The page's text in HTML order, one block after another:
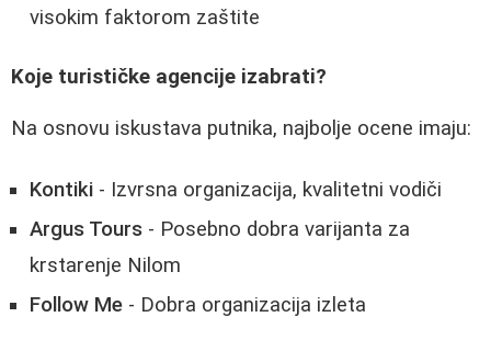
visokim faktorom zaštite
Koje turističke agencije izabrati?
Na osnovu iskustava putnika, najbolje ocene imaju:
Kontiki - Izvrsna organizacija, kvalitetni vodiči
Argus Tours - Posebno dobra varijanta za
krstarenje Nilom
Follow Me - Dobra organizacija izleta